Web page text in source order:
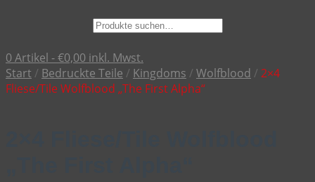
Suche
0 Artikel -€0,00 inkl. Mwst.
Start / Bedruckte Teile / Kingdoms / Wolfblood / 2×4
Fliese/Tile Wolfblood „The First Alpha“